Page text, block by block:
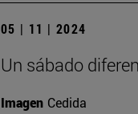
05 | 11 | 2024
Un sábado
Imagen Cedida